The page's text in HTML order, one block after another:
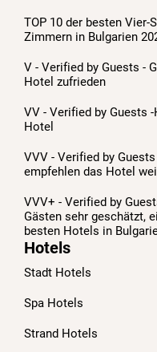
TOP 10 der besten
Zimmern in Bulgarien
V - Verified by Guests -
Hotel zufrieden
VV - Verified by Guests
Hotel
VVV - Verified by
empfehlen das Hotel
VVV+ - Verified by
Gästen sehr geschätzt,
besten Hotels in
Hotels
Stadt Hotels
Spa Hotels
Strand Hotels